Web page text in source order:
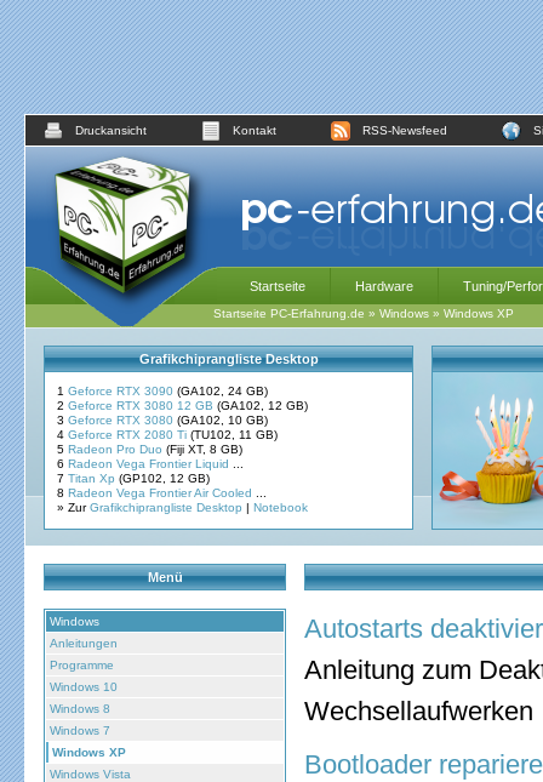
Druckansicht Kontakt RSS-Newsfeed
Startseite Hardware Tuning/
Startseite PC-Erfahrung.de » Windows » Windows XP
Grafikchiprangliste Desktop
1 Geforce RTX 3090 (GA102, 24 GB)
2 Geforce RTX 3080 12 GB (GA102, 12 GB)
3 Geforce RTX 3080 (GA102, 10 GB)
4 Geforce RTX 2080 Ti (TU102, 11 GB)
5 Radeon Pro Duo (Fiji XT, 8 GB)
6 Radeon Vega Frontier Liquid
7 Titan Xp (GP102, 12 GB)
8 Radeon Vega Frontier Air Cooled
» ZurGrafikchiprangliste Desktop | Notebook
Menü
Windows
Anleitungen
Programme
Windows 10
Windows 8
Windows 7
Windows XP
Windows Vista
Autostarts
Anleitung zum
Wechsellaufwerken
Bootloader